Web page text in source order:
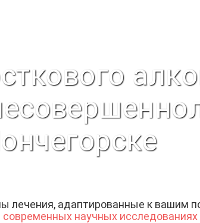
лечения, адаптированные к вашим
современных научных исследованиях